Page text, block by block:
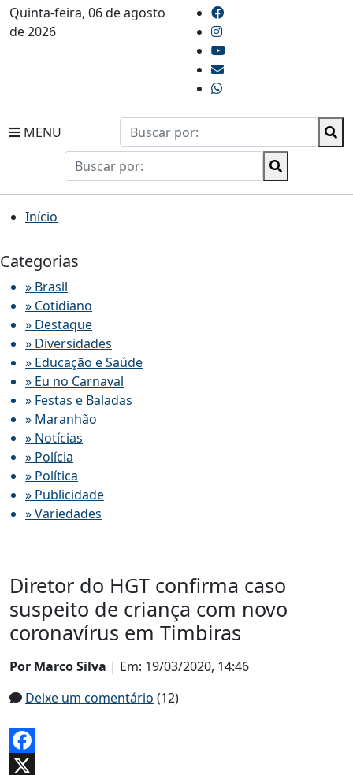
Quinta-feira, 06 de agosto
de 2026
MENU
Início
Categorias
» Brasil
» Cotidiano
» Destaque
» Diversidades
» Educação e Saúde
» Eu no Carnaval
» Festas e Baladas
» Maranhão
» Notícias
» Polícia
» Política
» Publicidade
» Variedades
Diretor do HGT confirma caso
suspeito de criança com novo
coronavírus em Timbiras
Por Marco Silva | Em: 19/03/2020, 14:46
Deixe um comentário (12)
Facebook